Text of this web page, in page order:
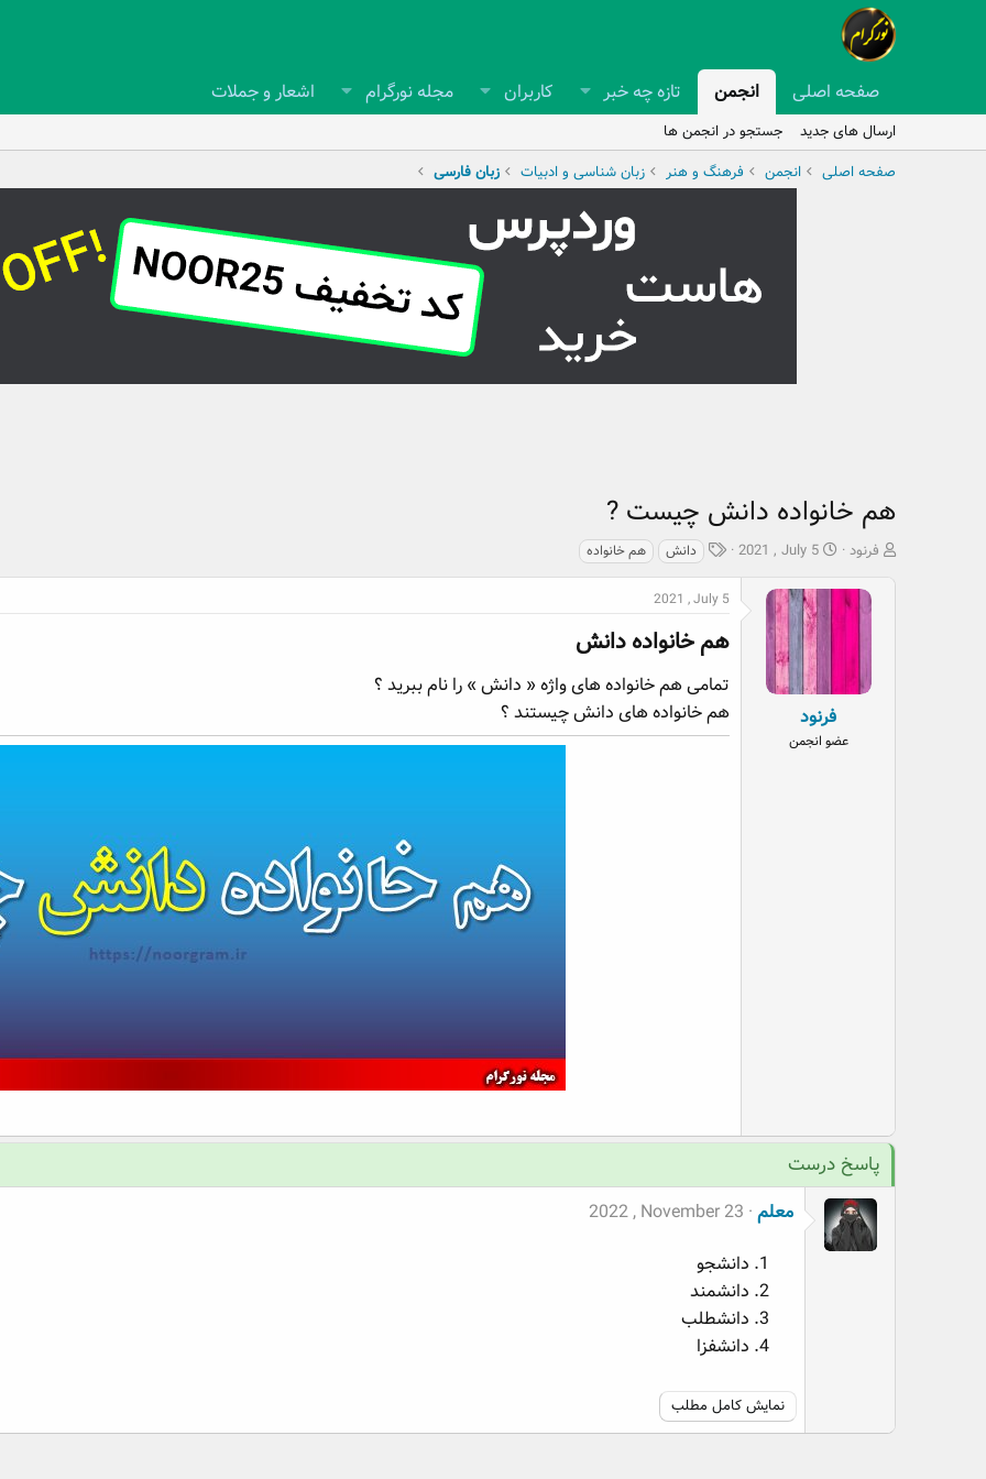
صفحه اصلی انجمن تازه چه خبر کاربران مجله نورگرام اشعار و جملات
ارسال های جدید
جستجو در انجمن ها
صفحه اصلی
انجمن فرهنگ و هنر زبان شناسی و ادبیات زبان فارسی
هم خانواده دانش چیست ?
ش
فرنود
ت
ر
ی
خ
ش
ر
ع
2021 , July 5
ب
چ
پ
ه
ا
دانش هم خانواده
فرنود
عضو انجمن
2021 , July 5
هم خانواده دانش​
تمامی هم خانواده های واژه « دانش » را نام ببرید ؟
هم خانواده های دانش چیستند ؟
پاسخ درست
معلم 2022 , November 23
دانشجو
دانشمند
دانشطلب
دانشفزا
نمایش کامل مطلب